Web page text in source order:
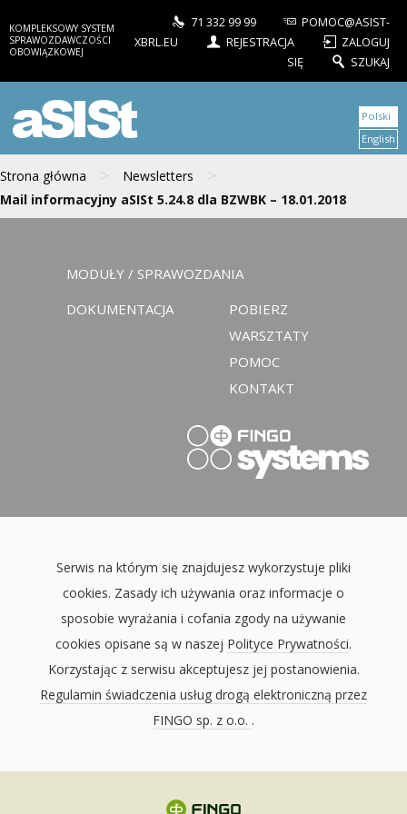
KOMPLEKSOWY SYSTEM
SPRAWOZDAWCZOŚCI
OBOWIĄZKOWEJ
71 332 99 99
POMOC@ASIST-
XBRL.EU
REJESTRACJA
ZALOGUJ
SIĘ
SZUKAJ
aSISt
Strona główna > Newsletters >
Mail informacyjny aSISt 5.24.8 dla BZWBK – 18.01.2018
Polski
English
MODUŁY / SPRAWOZDANIA
DOKUMENTACJA
POBIERZ
WARSZTATY
POMOC
KONTAKT
Serwis na którym się znajdujesz wykorzystuje pliki
cookies. Zasady ich używania oraz informacje o
sposobie wyrażania i cofania zgody na używanie
cookies opisane są w naszej Polityce Prywatności.
Korzystając z serwisu akceptujesz jej postanowienia.
Regulamin świadczenia usług drogą elektroniczną przez
FINGO sp. z o.o. .